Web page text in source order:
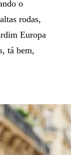
o
rodas,
Europa
tá bem,